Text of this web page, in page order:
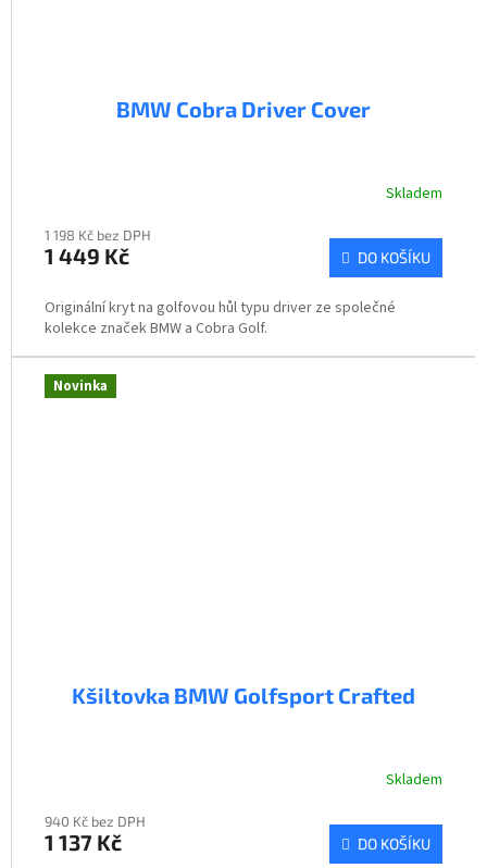
BMW Cobra Driver Cover
Skladem
1 198 Kč bez DPH
1 449 Kč DO KOŠÍKU
Originální kryt na golfovou hůl typu driver ze společné
kolekce značek BMW a Cobra Golf.
Novinka
Kšiltovka BMW Golfsport Crafted
Skladem
940 Kč bez DPH
1 137 Kč DO KOŠÍKU